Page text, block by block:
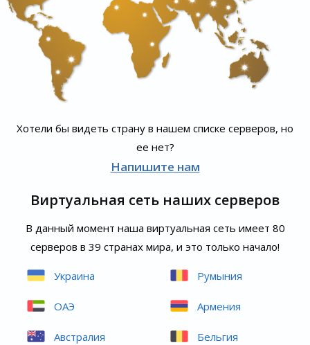
Хотели бы видеть страну в нашем списке серверов, но
ее нет?
Напишите нам
Виртуальная сеть наших серверов
В данный момент наша виртуальная сеть имеет 80
серверов в 39 странах мира, и это только начало!
Украина Румыния
ОАЭ Армения
Австралия Бельгия